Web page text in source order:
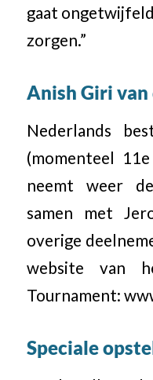
gaat
zorgen.”
Anish Giri
Nederlands
(momenteel
neemt weer
samen met
overige
website van
Tournament:
Speciale